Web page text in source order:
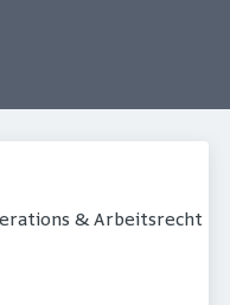
& Arbeitsrecht